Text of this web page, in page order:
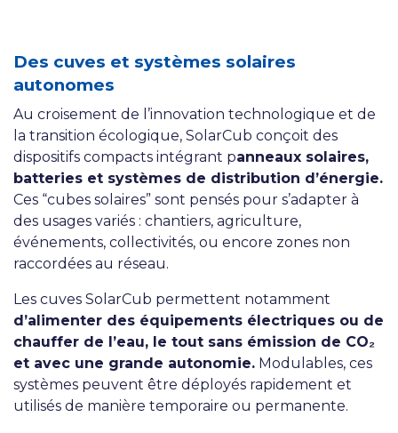
Des cuves et systèmes solaires
autonomes
Au croisement de l’innovation technologique et de
la transition écologique, SolarCub conçoit des
dispositifs compacts intégrant panneaux solaires,
batteries et systèmes de distribution d’énergie.
Ces “cubes solaires” sont pensés pour s’adapter à
des usages variés : chantiers, agriculture,
événements, collectivités, ou encore zones non
raccordées au réseau.
Les cuves SolarCub permettent notamment
d’alimenter des équipements électriques ou de
chauffer de l’eau, le tout sans émission de CO₂
et avec une grande autonomie. Modulables, ces
systèmes peuvent être déployés rapidement et
utilisés de manière temporaire ou permanente.